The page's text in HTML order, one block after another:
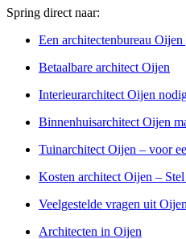
Spring direct naar:
Een architectenbureau
Betaalbare architect Oijen
Interieurarchitect Oijen
Binnenhuisarchitect Oijen
Tuinarchitect Oijen – voor
Kosten architect Oijen –
Veelgestelde vragen uit Oijen
Architecten in Oijen